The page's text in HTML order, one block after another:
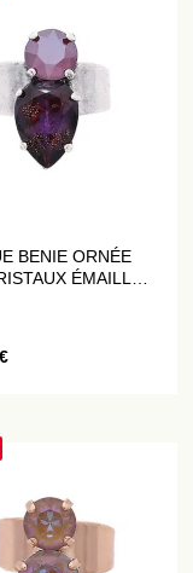
BENIE ORNÉE
ÉMAILLÉS